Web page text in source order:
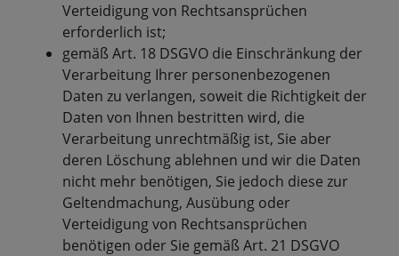
Verteidigung von Rechtsansprüchen
erforderlich ist;
gemäß Art. 18 DSGVO die Einschränkung der
Verarbeitung Ihrer personenbezogenen
Daten zu verlangen, soweit die Richtigkeit der
Daten von Ihnen bestritten wird, die
Verarbeitung unrechtmäßig ist, Sie aber
deren Löschung ablehnen und wir die Daten
nicht mehr benötigen, Sie jedoch diese zur
Geltendmachung, Ausübung oder
Verteidigung von Rechtsansprüchen
benötigen oder Sie gemäß Art. 21 DSGVO